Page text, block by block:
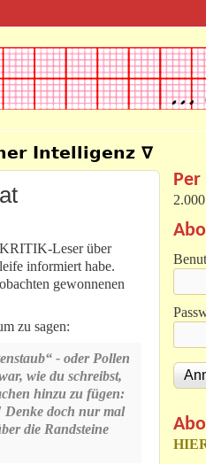
Intelligenz ∇
KRITIK-Leser über
informiert habe.
gewonnenen
zu sagen:
- oder Pollen
wie du schreibst,
hinzu zu fügen:
Denke doch nur mal
die Randsteine